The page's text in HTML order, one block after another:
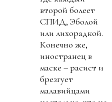
второй болеет
СПИД, Эболой
или лихорадкой.
Конечно же,
иностранец в
маске – расист и
брезгует
малавийцами